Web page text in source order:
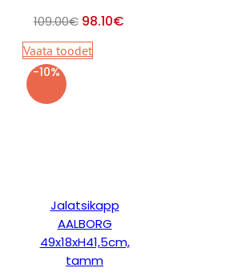
109.00€ 98.10€
Vaata toodet
-10%
Jalatsikapp
AALBORG
49x18xH41,5cm,
tamm